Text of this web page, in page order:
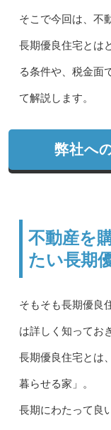
そこで今回は、不
長期優良住宅とは
る条件や、税金面
て解説します。
弊社へ
不動産を
たい長期
そもそも長期優良
は詳しく知ってお
長期優良住宅とは
暮らせる家」。
長期にわたって良